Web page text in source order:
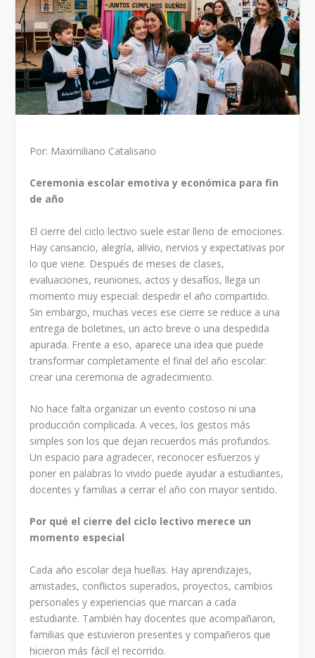
Por: Maximiliano Catalisano
Ceremonia escolar emotiva y económica para fin
de año
El cierre del ciclo lectivo suele estar lleno de emociones.
Hay cansancio, alegría, alivio, nervios y expectativas por
lo que viene. Después de meses de clases,
evaluaciones, reuniones, actos y desafíos, llega un
momento muy especial: despedir el año compartido.
Sin embargo, muchas veces ese cierre se reduce a una
entrega de boletines, un acto breve o una despedida
apurada. Frente a eso, aparece una idea que puede
transformar completamente el final del año escolar:
crear una ceremonia de agradecimiento.
No hace falta organizar un evento costoso ni una
producción complicada. A veces, los gestos más
simples son los que dejan recuerdos más profundos.
Un espacio para agradecer, reconocer esfuerzos y
poner en palabras lo vivido puede ayudar a estudiantes,
docentes y familias a cerrar el año con mayor sentido.
Por qué el cierre del ciclo lectivo merece un
momento especial
Cada año escolar deja huellas. Hay aprendizajes,
amistades, conflictos superados, proyectos, cambios
personales y experiencias que marcan a cada
estudiante. También hay docentes que acompañaron,
familias que estuvieron presentes y compañeros que
hicieron más fácil el recorrido.